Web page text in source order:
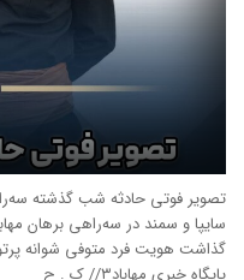
تصویر فوتی حادثه شب گذشته
سایپا و سمند در سه‌راهی برهان
گذاشت هویت فرد متوفی شوانه
پایگاه خبری مهاباد۳// ک . ح